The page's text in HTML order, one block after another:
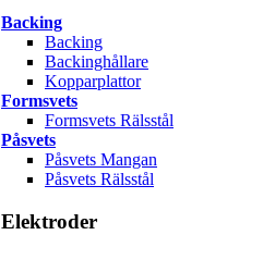
Backing
Backing
Backinghållare
Kopparplattor
Formsvets
Formsvets Rälsstål
Påsvets
Påsvets Mangan
Påsvets Rälsstål
Elektroder